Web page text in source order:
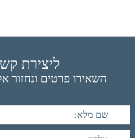
ליצירת
השאירו פרטים ונחזור